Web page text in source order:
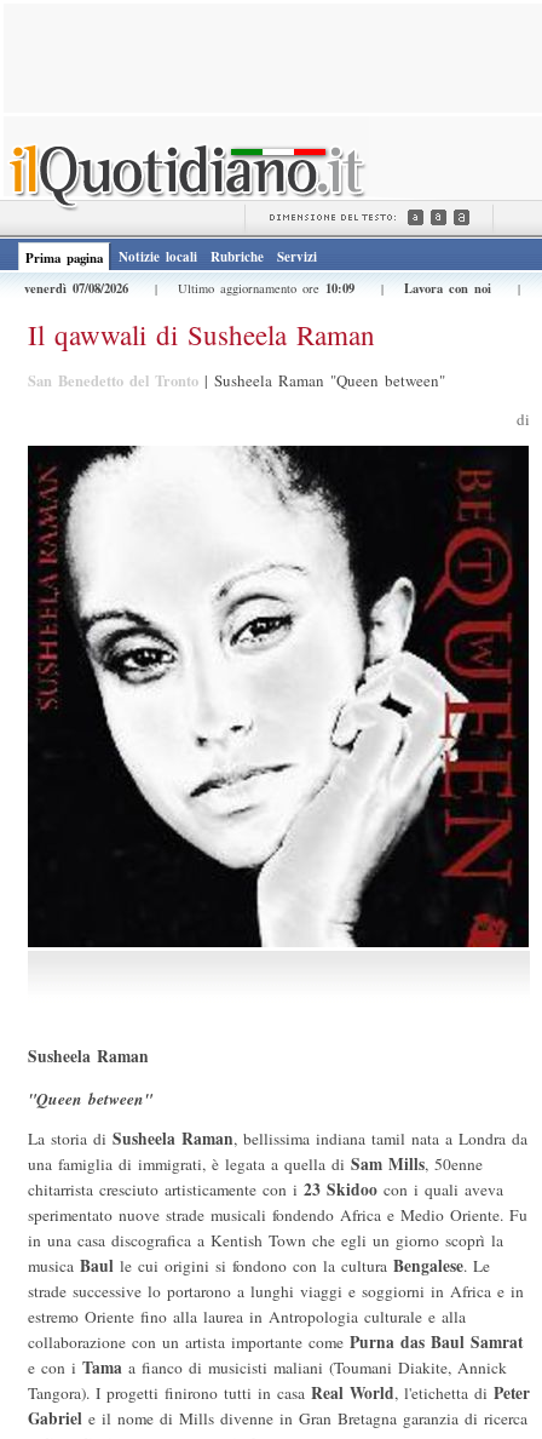
Prima pagina Notizie locali Rubriche
Servizi
venerdì 07/08/2026
| Ultimo aggiornamento ore 10:09 | Lavora con noi |
Il qawwali di Susheela Raman
San Benedetto del Tronto | Susheela Raman "Queen between"
di
Susheela Raman
"Queen between"
La storia di Susheela Raman, bellissima indiana tamil nata a Londra da
una famiglia di immigrati, è legata a quella di Sam Mills, 50enne
chitarrista cresciuto artisticamente con i 23 Skidoo con i quali aveva
sperimentato nuove strade musicali fondendo Africa e Medio Oriente. Fu
in una casa discografica a Kentish Town che egli un giorno scoprì la
musica Baul le cui origini si fondono con la cultura Bengalese. Le
strade successive lo portarono a lunghi viaggi e soggiorni in Africa e in
estremo Oriente fino alla laurea in Antropologia culturale e alla
collaborazione con un artista importante come Purna das Baul Samrat
e con i Tama a fianco di musicisti maliani (Toumani Diakite, Annick
Tangora). I progetti finirono tutti in casa Real World, l'etichetta di Peter
Gabriel e il nome di Mills divenne in Gran Bretagna garanzia di ricerca